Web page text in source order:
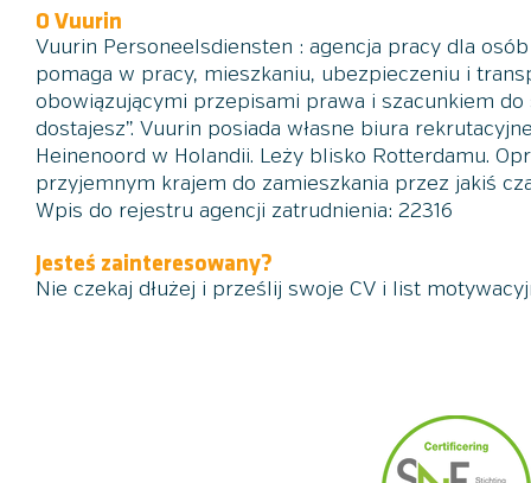
O Vuurin
Vuurin Personeelsdiensten : agencja pracy dla
pomaga w pracy, mieszkaniu, ubezpieczeniu i
obowiązującymi przepisami prawa i szacunkiem
dostajesz”. Vuurin posiada własne biura
Heinenoord w Holandii. Leży blisko Rotterdamu.
przyjemnym krajem do zamieszkania przez jakiś
Wpis do rejestru agencji zatrudnienia: 22316
Jesteś zainteresowany?
Nie czekaj dłużej i prześlij swoje CV i list